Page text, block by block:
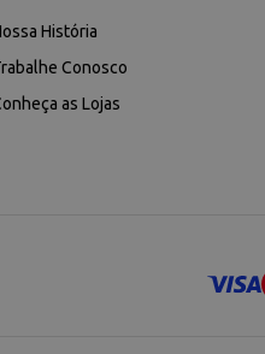
História
Conosco
as Lojas